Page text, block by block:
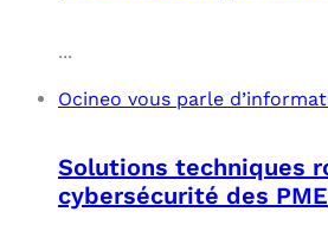
...
Ocineo vous parle
Solutions techniques
cybersécurité des PME